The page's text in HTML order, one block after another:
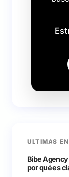
ULTIMAS
Bibe
por qué es